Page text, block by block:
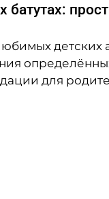
батутах:
для